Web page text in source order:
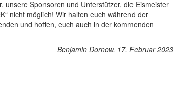
unsere Sponsoren und Unterstützer, die Eismeister
nicht möglich! Wir halten euch während der
und hoffen, euch auch in der kommenden
Benjamin Dornow, 17. Februar 2023